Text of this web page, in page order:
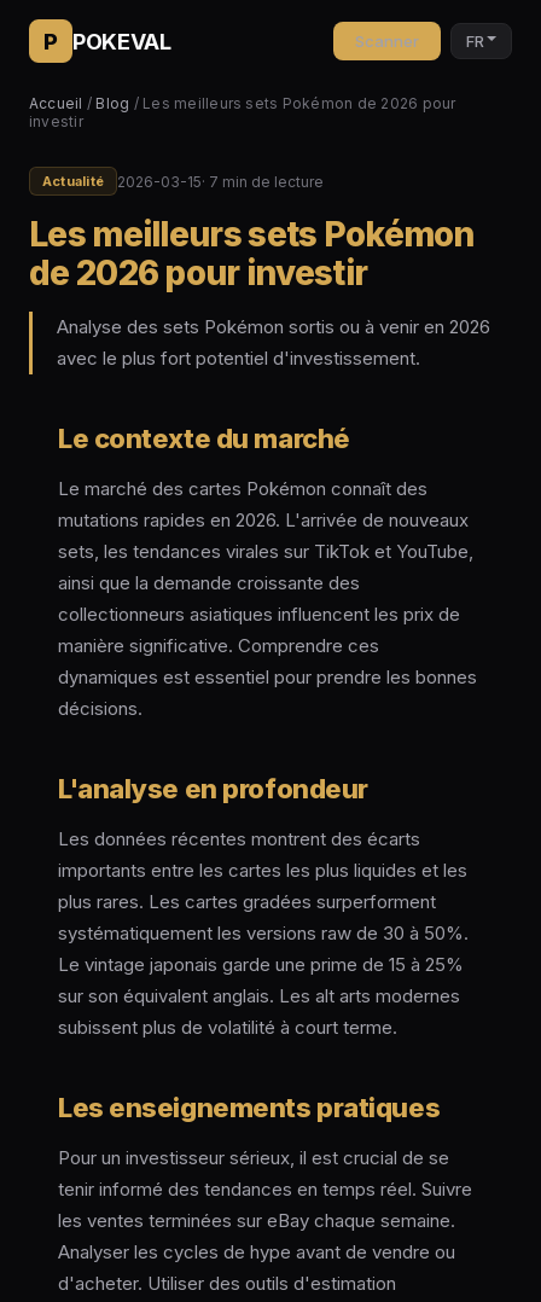
P POKEVAL Scanner FR
Accueil / Blog / Les meilleurs sets Pokémon de 2026 pour
investir
Actualité 2026-03-15· 7 min de lecture
Les meilleurs sets Pokémon
de 2026 pour investir
Analyse des sets Pokémon sortis ou à venir en 2026
avec le plus fort potentiel d'investissement.
Le contexte du marché
Le marché des cartes Pokémon connaît des
mutations rapides en 2026. L'arrivée de nouveaux
sets, les tendances virales sur TikTok et YouTube,
ainsi que la demande croissante des
collectionneurs asiatiques influencent les prix de
manière significative. Comprendre ces
dynamiques est essentiel pour prendre les bonnes
décisions.
L'analyse en profondeur
Les données récentes montrent des écarts
importants entre les cartes les plus liquides et les
plus rares. Les cartes gradées surperforment
systématiquement les versions raw de 30 à 50%.
Le vintage japonais garde une prime de 15 à 25%
sur son équivalent anglais. Les alt arts modernes
subissent plus de volatilité à court terme.
Les enseignements pratiques
Pour un investisseur sérieux, il est crucial de se
tenir informé des tendances en temps réel. Suivre
les ventes terminées sur eBay chaque semaine.
Analyser les cycles de hype avant de vendre ou
d'acheter. Utiliser des outils d'estimation